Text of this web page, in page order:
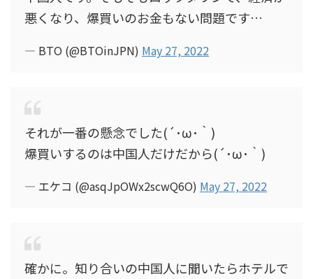
悪くなり、爆買いのお金もない問題です…
— BTO (@BTOinJPN) May 27, 2022
それが一番の懸念でした(´･ω･｀)
爆買いするのは中国人だけだから(´･ω･｀)
— エケコ (@asqJpOWx2scwQ6O) May 27, 2022
確かに。知り合いの中国人に聞いたらホテルで